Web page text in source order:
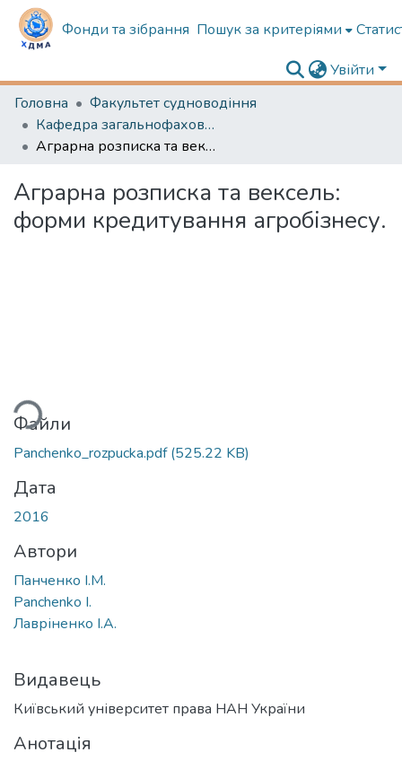
Фонди та зібрання Пошук за критеріями
Увійти
Головна
Факультет судноводіння
Кафедра загальнофахової підготовки та морської безпеки
Аграрна розписка та вексель: форми кредитування агробізнесу.
Аграрна розписка та вексель:
форми кредитування агробізнесу.
Файли
Panchenko_rozpucka.pdf(525.22 KB)
Дата
2016
Автори
Панченко І.М.
Panchenko I.
Лавріненко І.А.
Видавець
Київський університет права НАН України
Анотація